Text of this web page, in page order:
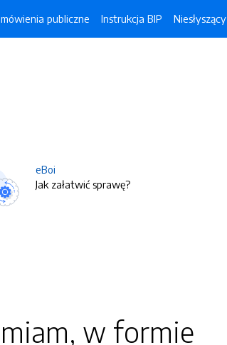
publiczne Instrukcja BIP Niesłyszący
eBoi
Jak załatwić sprawę?
w formie